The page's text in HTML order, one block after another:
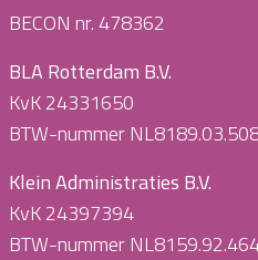
BECON nr. 478362
BLA Rotterdam B.V.
KvK 24331650
BTW-nummer
Klein Administraties B.V.
KvK 24397394
BTW-nummer